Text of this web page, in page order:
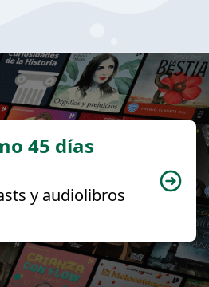
45 días
y audiolibros